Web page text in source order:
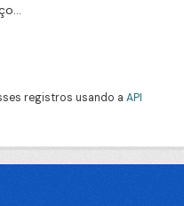
registros usando a API